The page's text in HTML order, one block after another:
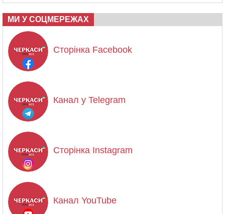
МИ У СОЦМЕРЕЖАХ
Сторінка Facebook
Канал у Telegram
Сторінка Instagram
Канал YouTube